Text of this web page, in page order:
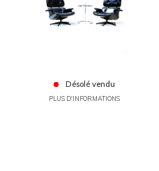
Désolé vendu
PLUS D'INFORMATIONS